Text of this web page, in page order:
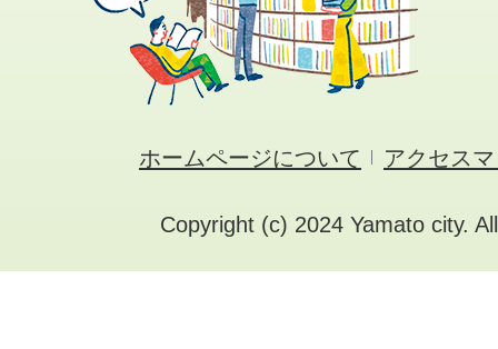
ホームページについて アクセス
Copyright (c) 2024 Yamato city.